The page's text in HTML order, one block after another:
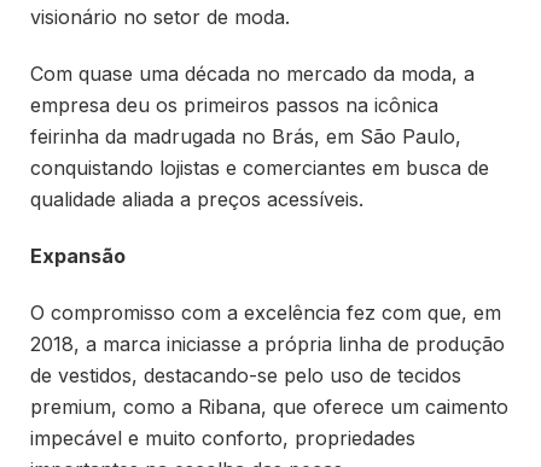
visionário no setor de moda.
Com quase uma década no mercado da moda, a
empresa deu os primeiros passos na icônica
feirinha da madrugada no Brás, em São Paulo,
conquistando lojistas e comerciantes em busca de
qualidade aliada a preços acessíveis.
Expansão
O compromisso com a excelência fez com que, em
2018, a marca iniciasse a própria linha de produção
de vestidos, destacando-se pelo uso de tecidos
premium, como a Ribana, que oferece um caimento
impecável e muito conforto, propriedades